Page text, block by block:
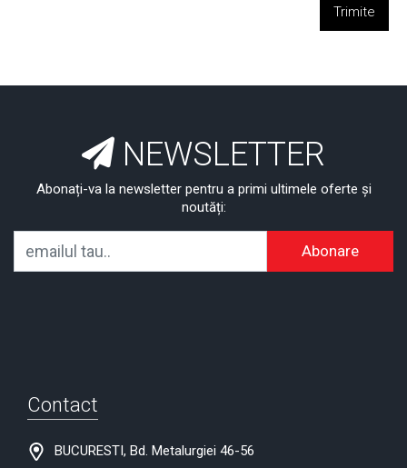
Trimite
NEWSLETTER
Abonați-va la newsletter pentru a primi ultimele oferte și
noutăți:
Abonare
Contact
BUCURESTI, Bd. Metalurgiei 46-56